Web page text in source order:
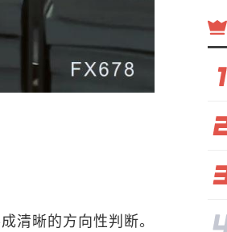
清晰的方向性判断。